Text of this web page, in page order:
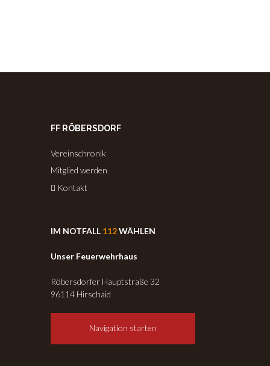
FF RÖBERSDORF
Vereinschronik
Mitglied werden
Kontakt
IM NOTFALL 112WÄHLEN
Unser Feuerwehrhaus
Röbersdorfer Hauptstraße 32
96114 Hirschaid
Navigation starten